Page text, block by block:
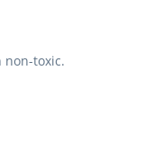
non-toxic.